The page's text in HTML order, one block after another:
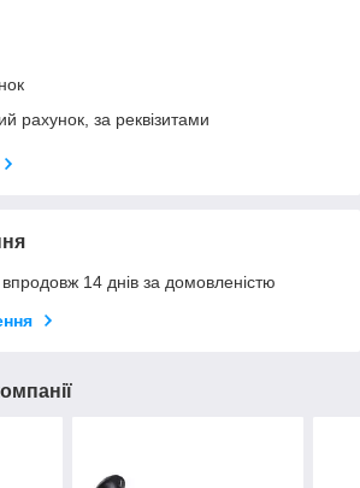
рахунок, за реквізитами
14 днів за домовленістю